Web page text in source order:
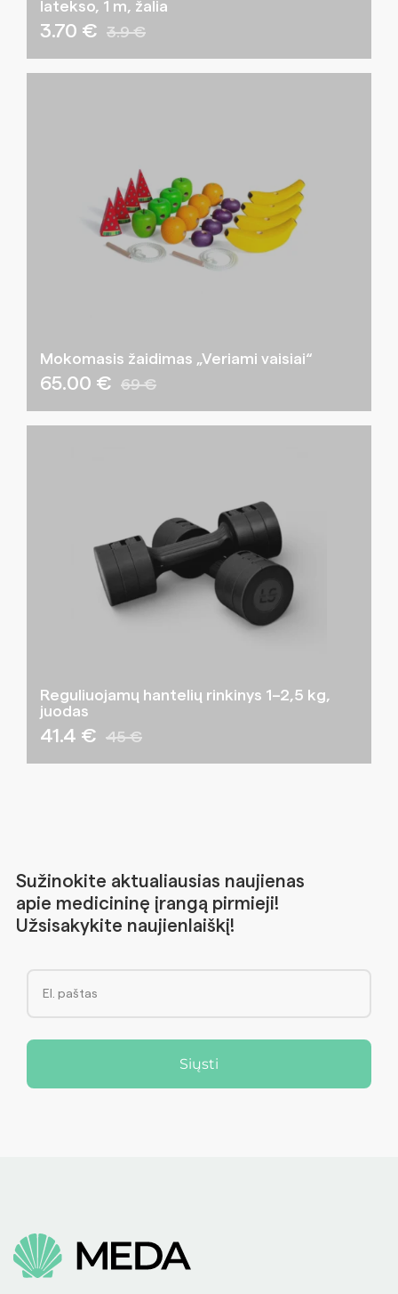
latekso, 1 m, žalia
3.70 € 3.9 €
Mokomasis žaidimas „Veriami vaisiai“
65.00 € 69 €
Reguliuojamų hantelių rinkinys 1–2,5 kg,
juodas
41.4 € 45 €
Sužinokite aktualiausias naujienas
apie medicininę įrangą pirmieji!
Užsisakykite naujienlaiškį!
Siųsti